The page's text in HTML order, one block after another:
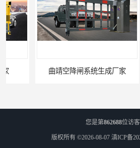
曲靖空降闸系统生成厂家
您是第862688位访客
版权所有 ©2026-08-07 滇ICP备